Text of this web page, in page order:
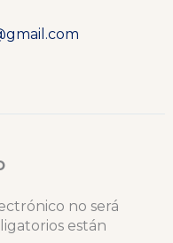
no será
están